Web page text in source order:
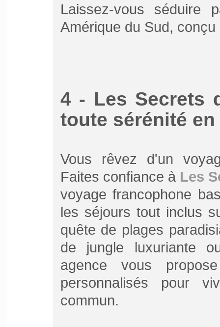
Laissez-vous séduire
Amérique du Sud,
4 - Les Secrets
toute sérénité
Vous rêvez d'un
Faites confiance à Les
voyage francophone
les séjours tout inclus
quête de plages
de jungle luxuriante
agence vous
personnalisés pour
commun.